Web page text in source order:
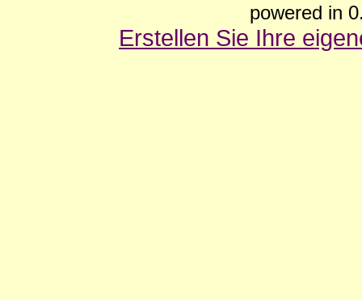
powered in
Erstellen Sie Ihre